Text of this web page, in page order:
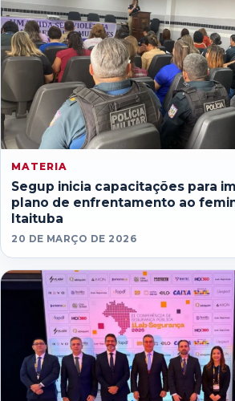
MATERIA
Segup inicia capacitações para
plano de enfrentamento ao
Itaituba
20 DE MARÇO DE 2026